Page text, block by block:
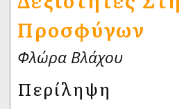
Προσφύγων
Φλώρα Βλάχου
Περίληψη